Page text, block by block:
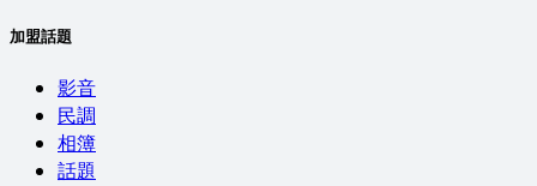
加盟話題
影音
民調
相簿
話題